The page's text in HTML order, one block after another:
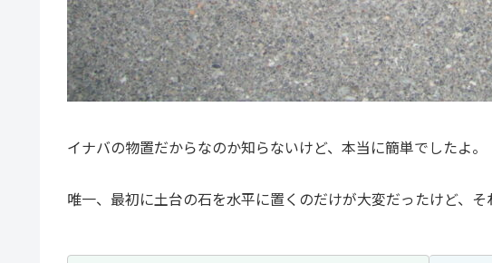
イナバの物置だからなのか知らないけど、本当に簡単でしたよ。
唯一、最初に土台の石を水平に置くのだけが大変だったけど、そ